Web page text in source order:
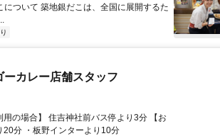
について 築地銀だこは、全国に展開するた
カレー店舗スタッフ
の場合】 住吉神社前バス停より3分 【お
分 ・板野インターより10分